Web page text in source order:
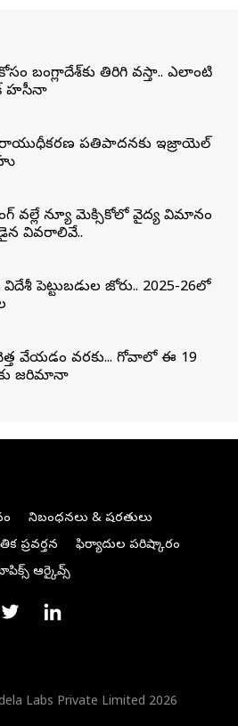
బంగ్లాదేశ్‌కు తిరిగి వస్తా.. ఎలాంటి
హసీనా
ప్రతిపాదనకు ఇజ్రాయెల్
వల్లే న్యూ మెక్సికోలో వైద్య విమానం
వివరాలివే..
పెట్టుబడుల జోరు.. 2025-26లో
వేయడం వరకు... గోవాలో ఈ 19
జరిమానా
నిబంధనలు & షరతులు
ప్రవర్తన
ఫిర్యాదుల పరిష్కారం
ఆర్కైవ్స్
Labs Private Limited 2026